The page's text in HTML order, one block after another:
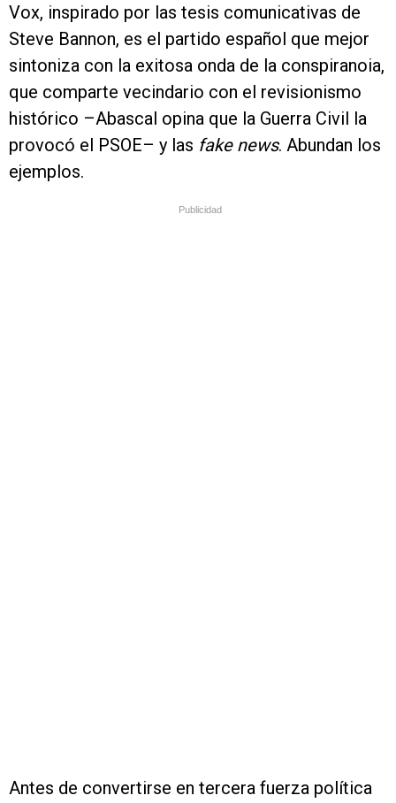
Vox, inspirado por las tesis comunicativas de
Steve Bannon, es el partido español que mejor
sintoniza con la exitosa onda de la conspiranoia,
que comparte vecindario con el revisionismo
histórico –Abascal opina que la Guerra Civil la
provocó el PSOE– y las fake news. Abundan los
ejemplos.
Publicidad
Antes de convertirse en tercera fuerza política